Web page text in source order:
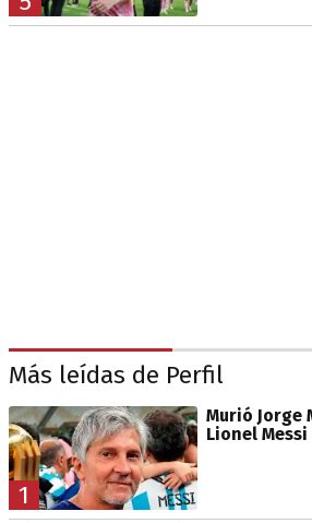
Más leídas de Perfil
1
Murió Jorge
Lionel Messi